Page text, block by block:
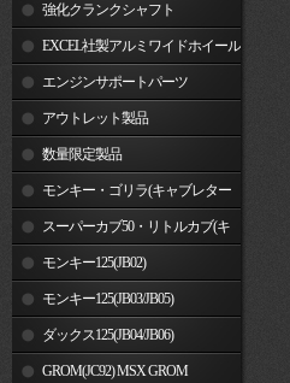
強化クランクシャフト
EXCEL社製アルミワイドホイール
リム エンジンサポートパーツ
アウトレット製品
数量限定製品
モンキー・ゴリラ(キャブレター
車) スーパーカブ50・リトルカブ(キ
ャブレター車)
モンキー125(JB02)
モンキー125(JB03/JB05)
ダックス125(JB04/JB06)
GROM(JC92) MSX GROM